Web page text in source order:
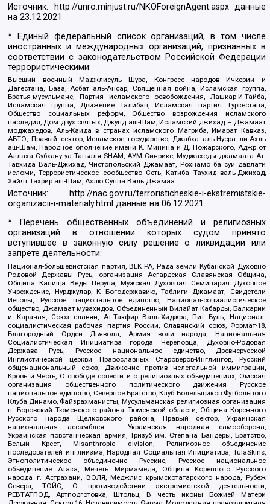
Источник: http://unro.minjust.ru/NKOForeignAgent.aspxданные
на23.12.2021
* Единый федеральный список организаций, в том числе
иностранных и международных организаций, признанных в
соответствии с законодательством Российской Федерации
террористическими:
Высший военный Маджлисуль Шура, Конгресс народов Ичкерии и
Дагестана, База, Асбат аль-Ансар, Священная война, Исламская группа,
Братья-мусульмане, Партия исламского освобождения, Лашкар-И-Тайба,
Исламская группа, Движение Талибан, Исламская партия Туркестана,
Общество социальных реформ, Общество возрождения исламского
наследия, Дом двух святых, Джунд аш-Шам, Исламский джихад – Джамаат
моджахедов, Аль-Каида в странах исламского Магриба, Имарат Кавказ,
АБТО, Правый сектор, Исламское государство, Джабха аль-Нусра ли-Ахль
аш-Шам, Народное ополчение имени К. Минина и Д. Пожарского, Аджр от
Аллаха Субхану уа Тагьаля SHAM, АУМ Синрике, Муджахеды джамаата Ат-
Тавхида Валь-Джихад, Чистопольский Джамаат, Рохнамо ба суи давлати
исломи, Террористическое сообщество Сеть, Катиба Таухид валь-Джихад,
Хайят Тахрир аш-Шам, Ахлю Сунна Валь Джамаа
Источник:
http://nac.gov.ru/terroristicheskie-i-ekstremistskie-
organizacii-i-materialy.html данные на06.12.2021
* Перечень общественных объединений и религиозных
организаций в отношении которых судом принято
вступившее в законную силу решение о ликвидации или
запрете деятельности:
Национал-большевистская партия, ВЕК РА, Рада земли Кубанской Духовно
Родовой Державы Русь, организация Асгардская Славянская Община,
Община Капища Веды Перуна, Мужская Духовная Семинария Духовное
Учреждение, Нурджулар, К Богодержавию, Таблиги Джамаат, Свидетели
Иеговы, Русское национальное единство, Национал-социалистическое
общество, Джамаат мувахидов, Объединенный Вилайат Кабарды, Балкарии
и Карачая, Союз славян, Ат-Такфир Валь-Хиджра, Пит Буль, Национал-
социалистическая рабочая партия России, Славянский союз, Формат-18,
Благородный Орден Дьявола, Армия воли народа, Национальная
Социалистическая Инициатива города Череповца, Духовно-Родовая
Держава Русь, Русское национальное единство, Древнерусской
Инглистической церкви Православных Староверов-Инглингов, Русский
общенациональный союз, Движение против нелегальной иммиграции,
Кровь и Честь, О свободе совести и о религиозных объединениях, Омская
организация общественного политического движения Русское
национальное единство, Северное Братство, Клуб Болельщиков Футбольного
Клуба Динамо, Файзрахманисты, Мусульманская религиозная организация
п. Боровский Тюменского района Тюменской области, Община Коренного
Русского народа Щелковского района, Правый сектор, Украинская
национальная ассамблея – Украинская народная самооборона,
Украинская повстанческая армия, Тризуб им. Степана Бандеры, Братство,
Белый Крест, Misanthropic division, Религиозное объединение
последователей инглиизма, Народная Социальная Инициатива, TulaSkins,
Этнополитическое объединение Русские, Русское национальное
объединение Атака, Мечеть Мирмамеда, Община Коренного Русского
народа г. Астрахани, ВОЛЯ, Меджлис крымскотатарского народа, Рубеж
Севера, ТОЙС, О противодействии экстремистской деятельности,
РЕВТАТПОД, Артподготовка, Штольц, В честь иконы Божией Матери